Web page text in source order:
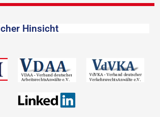
Hinsicht